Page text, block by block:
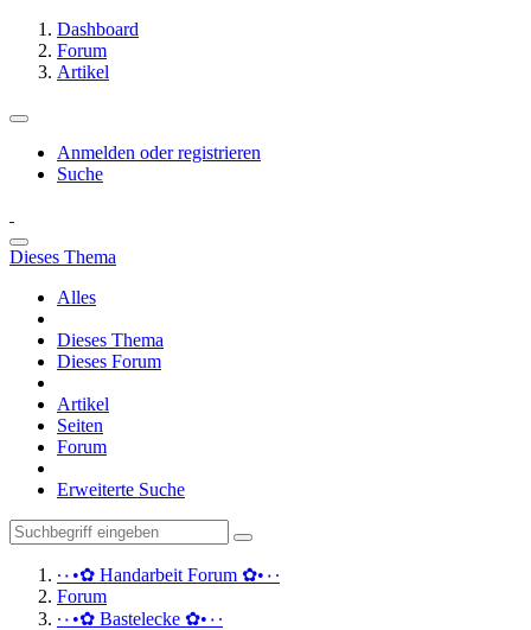
Dashboard
Forum
Artikel
Anmelden oder registrieren
Suche
Dieses Thema
Alles
Dieses Thema
Dieses Forum
Artikel
Seiten
Forum
Erweiterte Suche
·٠•✿ Handarbeit Forum ✿•٠·
Forum
·٠•✿ Bastelecke ✿•٠·